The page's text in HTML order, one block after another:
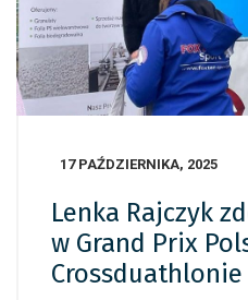
17 PAŹDZIERNIKA, 2025
Lenka Rajczyk
w Grand Prix
Crossduathlonie